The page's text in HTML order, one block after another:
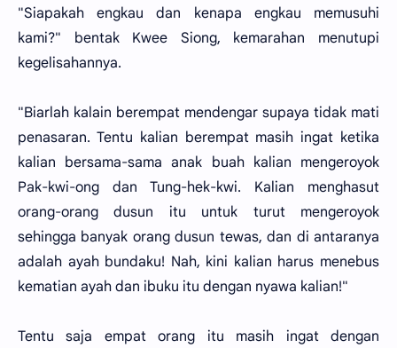
"Siapakah engkau dan kenapa engkau memusuhi
kami?" bentak Kwee Siong, kemarahan menutupi
kegelisahannya.
"Biarlah kalain berempat mendengar supaya tidak mati
penasaran. Tentu kalian berempat masih ingat ketika
kalian bersama-sama anak buah kalian mengeroyok
Pak-kwi-ong dan Tung-hek-kwi. Kalian menghasut
orang-orang dusun itu untuk turut mengeroyok
sehingga banyak orang dusun tewas, dan di antaranya
adalah ayah bundaku! Nah, kini kalian harus menebus
kematian ayah dan ibuku itu dengan nyawa kalian!"
Tentu saja empat orang itu masih ingat dengan